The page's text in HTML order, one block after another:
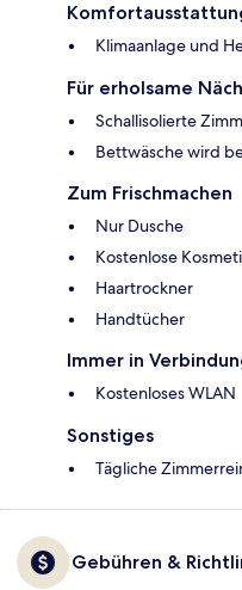
Klimaanlage und
Für erholsame
Schallisolierte
Bettwäsche wird
Zum Frischmachen
Nur Dusche
Kostenlose
Haartrockner
Handtücher
Immer in
Kostenloses WLAN
Sonstiges
Tägliche
Gebühren &